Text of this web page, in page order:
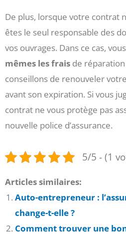
De plus, lorsque votre contrat
êtes le seul responsable des
vos ouvrages. Dans ce cas,
mêmes les frais de
conseillons de renouveler
avant son expiration. Si vous
contrat ne vous protège pas
nouvelle police d’assurance.
5/5 - (1
Articles similaires:
Auto-entrepreneur :
change-t-elle ?
Comment trouver une